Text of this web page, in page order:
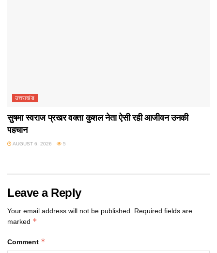
उत्तराखंड
सुषमा स्वराज प्रखर वक्ता कुशल नेता ऐसी रही आजीवन उनकी
पहचान
AUGUST 6, 2026 5
Leave a Reply
Your email address will not be published. Required fields are
marked *
Comment *